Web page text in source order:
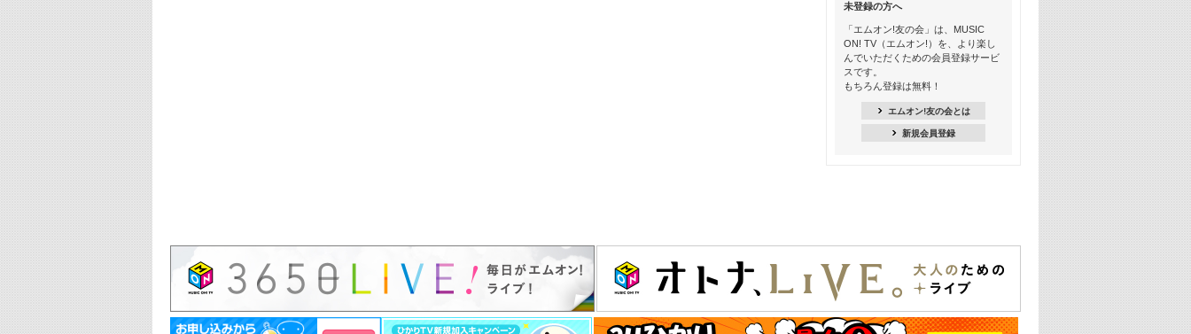
よりぬき! この夏聴きたい! サマーソン
グメドレー【歌詞入り】
21:00
季節を感じよう! シーズンソング特集
-8月編-【歌詞入り】
ージックビデオ特集
24:00
K-POP 第3世代特集
K-POP 第4世代特集
未登録の方へ
「エムオン!友の会」は、MUSIC
ON! TV（エムオン!）を、より楽し
んでいただくための会員登録サービ
スです。
もちろん登録は無料！
エムオン!友の会とは
新規会員登録